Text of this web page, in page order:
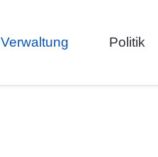
Verwaltung Politik